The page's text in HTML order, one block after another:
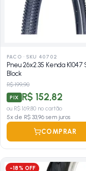
PACO · SKU 40702
Pneu 26x2.35 Kenda K1047
Block
R$ 199,90
PIX R$ 152,82
ou R$ 169,80 no cartão
5x de R$ 33,96 sem juros
COMPRAR
-18% OFF